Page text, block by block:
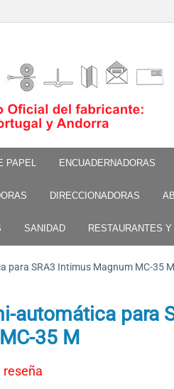
PAPEL ENCUADERNADORAS
DIRECCIONADORAS
SANIDAD RESTAURANTES
para SRA3 Intimus Magnum MC-35 M
automática para
35 M
reseña